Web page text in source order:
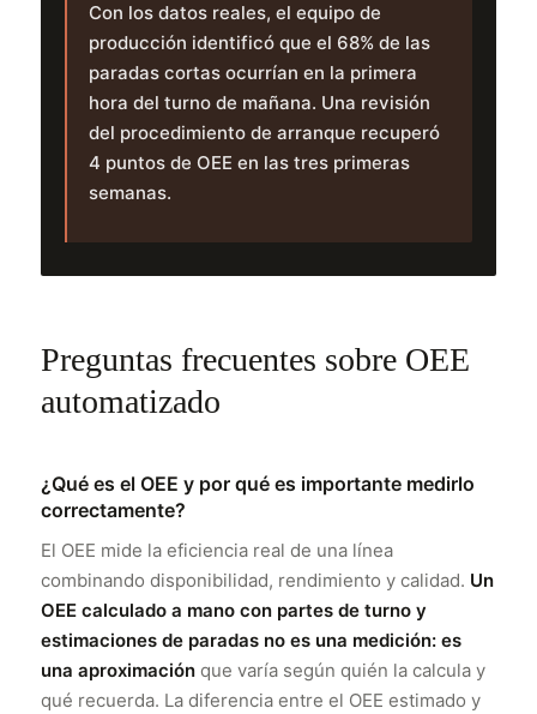
Con los datos reales, el equipo de
producción identificó que el 68% de las
paradas cortas ocurrían en la primera
hora del turno de mañana. Una revisión
del procedimiento de arranque recuperó
4 puntos de OEE en las tres primeras
semanas.
Preguntas frecuentes sobre OEE
automatizado
¿Qué es el OEE y por qué es importante medirlo
correctamente?
El OEE mide la eficiencia real de una línea
combinando disponibilidad, rendimiento y calidad. Un
OEE calculado a mano con partes de turno y
estimaciones de paradas no es una medición: es
una aproximación que varía según quién la calcula y
qué recuerda. La diferencia entre el OEE estimado y